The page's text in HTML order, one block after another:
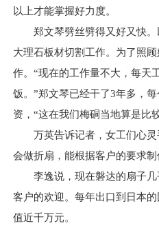
以上才能掌握好力度。
郑文琴劈丝劈得又好又快。
大理石板材切割工作。为了照
作。“现在的工作量不大，每天
饭。”郑文琴已经干了3年多，
资，“这在我们梅硐当地算是比
万英告诉记者，女工们心灵
会做折扇，能根据客户的要求制
李逸说，现在磐达的扇子几
客户的欢迎。每年出口到日本
值近千万元。